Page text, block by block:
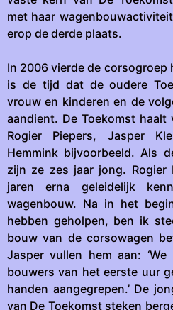
met haar
erop de derde plaats.
In 2006 vierde de corsogroep
is de tijd dat de oudere
vrouw en kinderen en de
aandient. De Toekomst
Rogier Piepers, Jasper
Hemmink bijvoorbeeld. Als
zijn ze zes jaar jong. Rogier
jaren erna geleidelijk
wagenbouw. Na in het
hebben geholpen, ben ik
bouw van de corsowagen
Jasper vullen hem aan:
bouwers van het eerste uur
handen aangegrepen.’ De
van De Toekomst steken